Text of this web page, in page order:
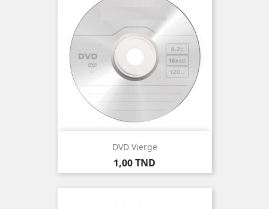
DVD Vierge
Prix
1,00 TND